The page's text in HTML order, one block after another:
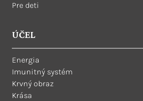
Pre deti
ÚČEL
Energia
Imunitný systém
Krvný obraz
Krása